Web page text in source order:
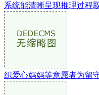
系统能清晰呈现推理过程
织爱心妈妈等意愿者为留